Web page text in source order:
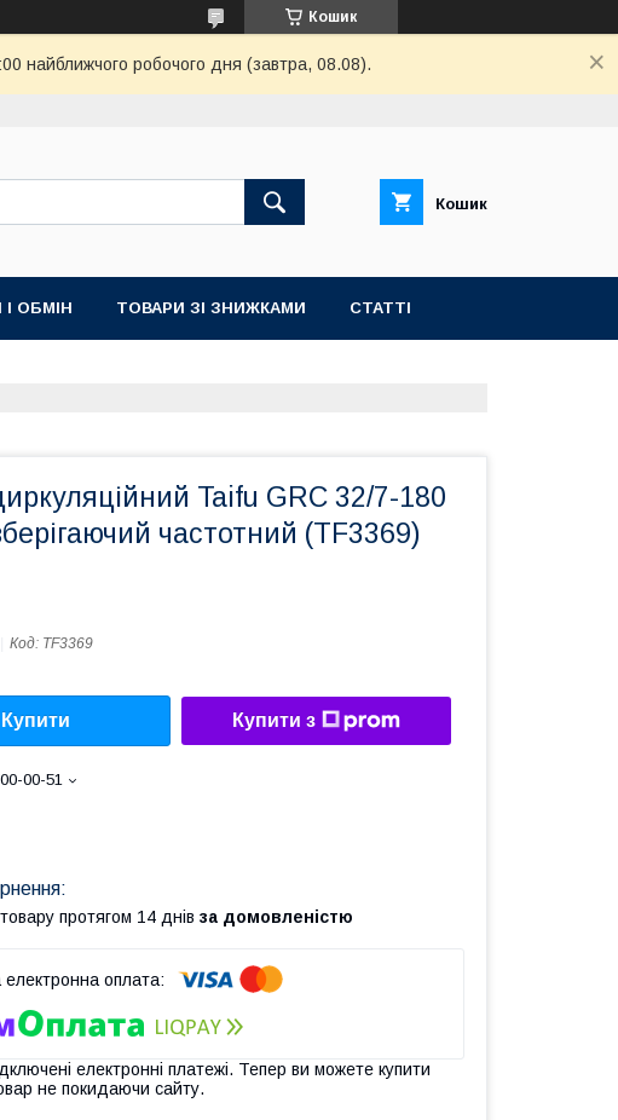
Кошик
найближчого робочого дня (завтра, 08.08).
Кошик
ОБМІН ТОВАРИ ЗІ ЗНИЖКАМИ СТАТТІ
Taifu GRC 32/7-180
частотний (TF3369)
Код: TF3369
Купити Купити з
00-51
протягом 14 днів за домовленістю
електронні платежі. Тепер ви можете купити
не покидаючи сайту.